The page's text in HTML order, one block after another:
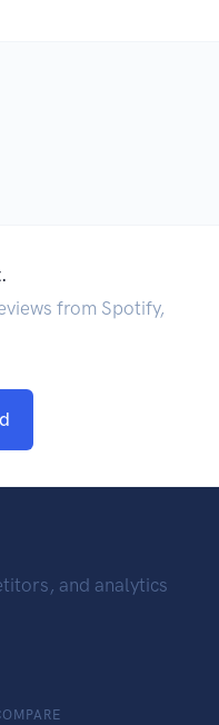
from Spotify,
and analytics